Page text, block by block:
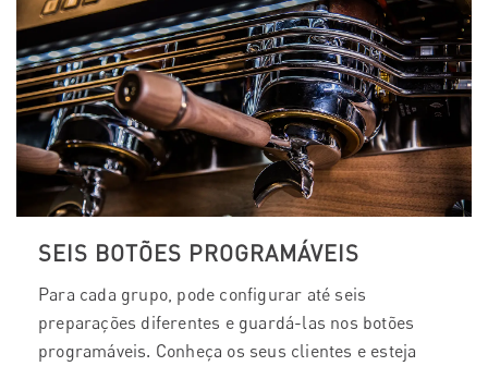
SEIS BOTÕES PROGRAMÁVEIS
Para cada grupo, pode configurar até seis
preparações diferentes e guardá-las nos botões
programáveis. Conheça os seus clientes e esteja